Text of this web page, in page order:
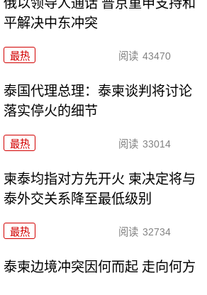
俄以领导人通话 普京重申支持和
平解决中东冲突
最热 阅读 43470
泰国代理总理：泰柬谈判将讨论
落实停火的细节
最热 阅读 33014
柬泰均指对方先开火 柬决定将与
泰外交关系降至最低级别
最热 阅读 32734
泰柬边境冲突因何而起 走向何方